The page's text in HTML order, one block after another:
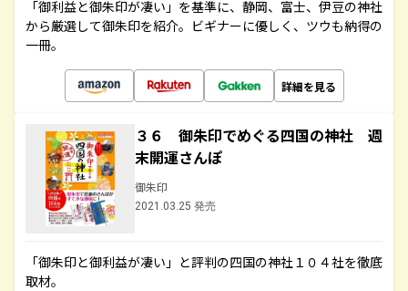
「御利益と御朱印が凄い」を基準に、静岡、富士、伊豆の神社
から厳選して御朱印を紹介。ビギナーに優しく、ツウも納得の
一冊。
詳細を見る
３６ 御朱印でめぐる四国の神社 週
末開運さんぽ
御朱印
2021.03.25 発売
「御朱印と御利益が凄い」と評判の四国の神社１０４社を徹底
取材。